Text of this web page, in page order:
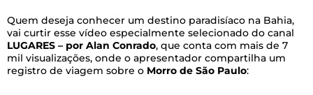
Quem deseja conhecer um destino paradisíaco na Bahia,
vai curtir esse vídeo especialmente selecionado do canal
LUGARES – por Alan Conrado, que conta com mais de 7
mil visualizações, onde o apresentador compartilha um
registro de viagem sobre o Morro de São Paulo: